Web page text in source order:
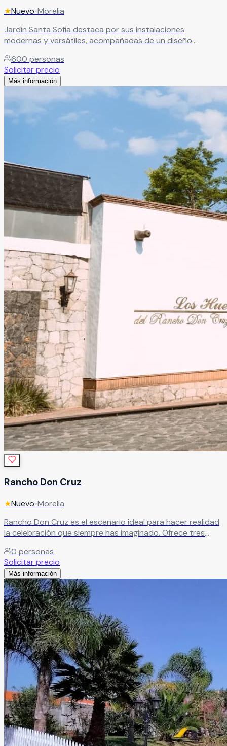
★Nuevo•Morelia
Jardín Santa Sofía destaca por sus instalaciones
modernas y versátiles, acompañadas de un diseño
pensado para celebrar bodas con estilo y distinción. Aquí
vivirás una experiencia inigualable, rodeado de un
ambiente donde la excelencia se percibe en cada detalle,
creando el escenario perfecto para un evento
verdaderamente memorable.
Leer más
600 personas
Solicitar precio
Más información
Rancho Don Cruz
★Nuevo•Morelia
Rancho Don Cruz es el escenario ideal para hacer realidad
la celebración que siempre has imaginado. Ofrece tres
todos rodeados de un entorno natural que realza cada
momento. Su servicio elegante, sofisticado y de alto nivel
se percibe desde el primer instante, brindando una
experiencia única donde cada detalle está pensado para
crear un evento verdaderamente inolvidable.
0 personas
Solicitar precio
Más información